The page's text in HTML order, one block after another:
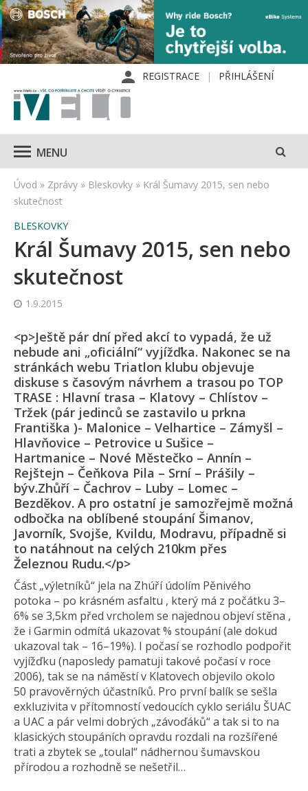
REGISTRACE PŘIHLÁŠENÍ
MENU
Úvod » Zprávy » Bleskovky » Král Šumavy 2015, sen nebo
skutečnost
BLESKOVKY
Král Šumavy 2015, sen nebo
skutečnost
1.9.2015
<p>Ještě pár dní před akcí to vypadá, že už
nebude ani „oficiální“ vyjížďka. Nakonec se na
stránkách webu Triatlon klubu objevuje
diskuse s časovým návrhem a trasou po TOP
TRASE : Hlavní trasa – Klatovy – Chlístov –
Tržek (pár jedinců se zastavilo u prkna
Františka )- Malonice – Velhartice – Zámyšl –
Hlavňovice – Petrovice u Sušice –
Hartmanice – Nové Městečko – Annín –
Rejštejn – Čeňkova Pila – Srní – Prášily –
býv.Zhůří – Čachrov – Luby – Lomec –
Bezděkov. A pro ostatní je samozřejmě možná
odbočka na oblíbené stoupání Šimanov,
Javorník, Svojše, Kvildu, Modravu, případně si
to natáhnout na celých 210km přes
Železnou Rudu.</p>
Část „výletníků“ jela na Zhúří údolím Pěnivého
potoka – po krásném asfaltu , který má z počátku 3–
6% se 3,5km před vrcholem se najednou objeví stěna ,
že i Garmin odmítá ukazovat % stoupání (ale dokud
ukazoval tak – 16–19%). I počasí se rozhodlo podpořit
vyjížďku (naposledy pamatuji takové počasí v roce
2006), tak se na náměstí v Klatovech objevilo okolo
50 pravověrných účastníků. Pro první balík se sešla
exkluzivita v přítomností vedoucích cyklo seriálu ŠUAC
a UAC a pár velmi dobrých „závoďáků“ a tak si to na
klasických stoupáních opravdu rozdali na rozšířené
trati a zbytek se „toulal“ nádhernou šumavskou
přírodou a rozhodně se nešetřil…